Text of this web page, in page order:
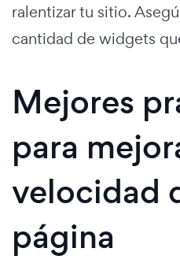
ralentizar tu sitio.
cantidad de widgets
Mejores
para
velocidad
página